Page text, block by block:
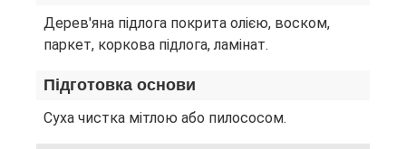
Дерев'яна підлога покрита олією, воском,
паркет, коркова підлога, ламінат.
Підготовка основи
Суха чистка мітлою або пилососом.